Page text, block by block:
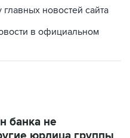
в официальном
юрлица группы